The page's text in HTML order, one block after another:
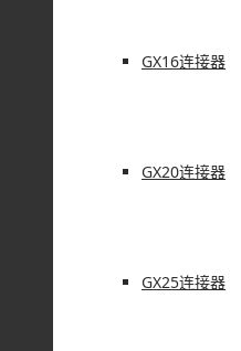
GX16连接器
GX20连接器
GX25连接器